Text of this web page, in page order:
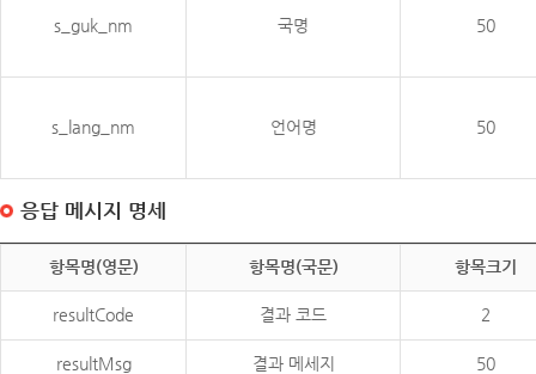
s_guk_nm 국명 50
s_lang_nm 언어명 50
응답 메시지 명세
항목명(영문) 항목명(국문) 항목크기
resultCode 결과 코드 2
resultMsg 결과 메세지 50